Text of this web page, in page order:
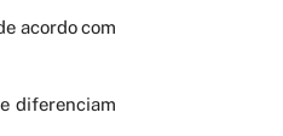
acordo com
diferenciam